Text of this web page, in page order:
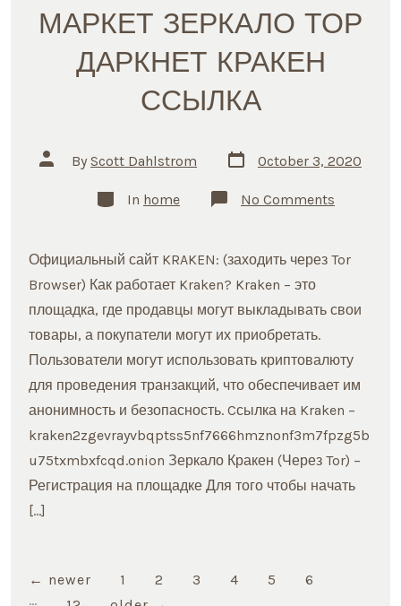
МАРКЕТ ЗЕРКАЛО ТОР
ДАРКНЕТ КРАКЕН
ССЫЛКА
Post
author
By Scott Dahlstrom
Post
date
October 3, 2020
Categories
In home No Comments
ДАРКНЕТ
КРАКЕН
Официальный сайт KRAKEN: (заходить через Tor
Browser) Как работает Kraken? Kraken – это
площадка, где продавцы могут выкладывать свои
товары, а покупатели могут их приобретать.
Пользователи могут использовать криптовалюту
для проведения транзакций, что обеспечивает им
анонимность и безопасность. Cсылка на Kraken –
kraken2zgevrayvbqptss5nf7666hmznonf3m7fpzg5b
u75txmbxfcqd.onion Зеркало Кракен (Через Tor) –
Регистрация на площадке Для того чтобы начать
[…]
Posts
← newer 1 2 3 4 5
6
…